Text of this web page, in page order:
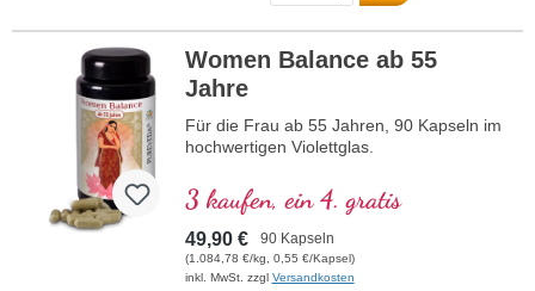
Women Balance ab 55
Jahre
Für die Frau ab 55 Jahren, 90 Kapseln im
hochwertigen Violettglas.
3 kaufen, ein 4. gratis
49,90 € 90 Kapseln
(1.084,78 €/kg, 0,55 €/Kapsel)
inkl. MwSt. zzgl Versandkosten